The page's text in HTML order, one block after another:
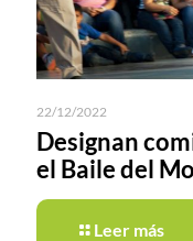
22/12/2022
Designan
el Baile del
Leer más